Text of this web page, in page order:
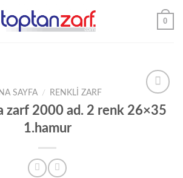
0
SAYFA / RENKLI ZARF
zarf 2000 ad. 2 renk 26×35
1.hamur